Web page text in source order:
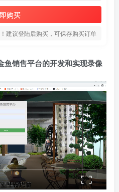
购买
建议登陆后购买，可保存购买订单
鱼销售平台的开发和实现录像